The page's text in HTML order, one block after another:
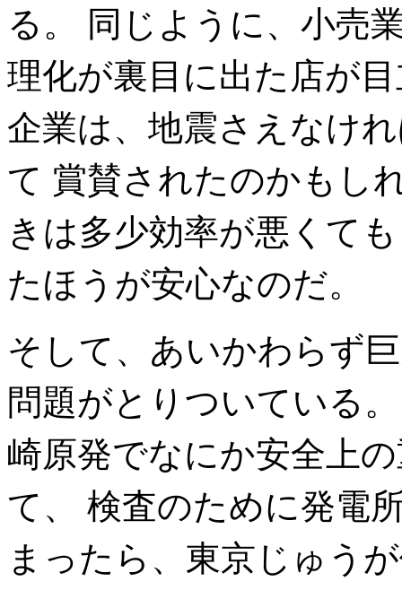
る。 同じように、小売
理化が裏目に出た店が
企業は、地震さえなけ
て 賞賛されたのかもし
きは多少効率が悪くて
たほうが安心なのだ。
そして、あいかわらず
問題がとりついている
崎原発でなにか安全上
て、 検査のために発電
まったら、東京じゅう